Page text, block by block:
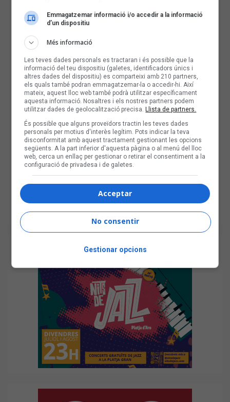
Emmagatzemar informació i/o accedir a la informació
d’un dispositiu
Més informació
Les teves dades personals es tractaran i és possible que la
informació del teu dispositiu (galetes, identificadors únics i
altres dades del dispositiu) es comparteixi amb 210 partners,
els quals també podran emmagatzemar-la o accedir-hi. Així
mateix, aquest lloc web també podrà utilitzar específicament
aquesta informació. Nosaltres i els nostres partners podem
utilitzar dades de geolocalització precisa. Llista de partners.
És possible que alguns proveïdors tractin les teves dades
personals per motius d'interès legítim. Pots indicar la teva
disconformitat amb aquest tractament gestionant les opcions
següents. A la part inferior d'aquesta pàgina o al menú del lloc
web, cerca un enllaç per gestionar o retirar el consentiment a la
configuració de privadesa i de galetes.
Acceptar
No consentir
Gestionar opcions